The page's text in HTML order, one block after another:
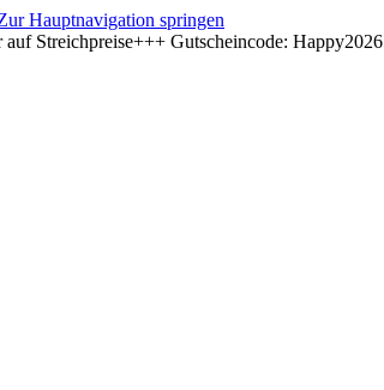
Hauptnavigation springen
Streichpreise+++ Gutscheincode: Happy2026